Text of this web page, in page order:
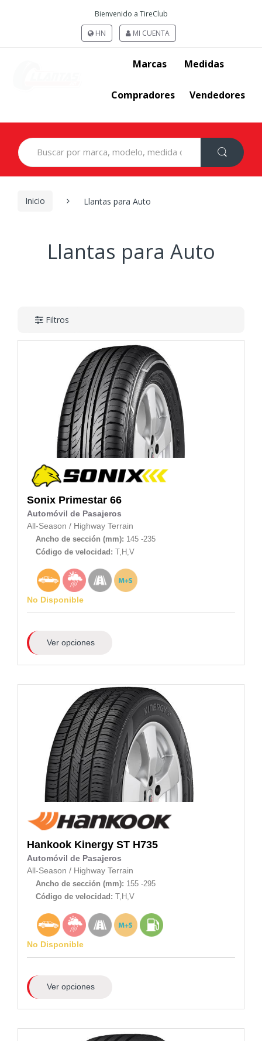
Bienvenido a TireClub
HN
MI CUENTA
Marcas Medidas
Compradores Vendedores
Search
for:
Inicio Llantas para Auto
Llantas para Auto
Filtros
Sonix Primestar 66
Automóvil de Pasajeros
All-Season / Highway Terrain
Ancho de sección (mm): 145 -235
Código de velocidad: T,H,V
No Disponible
Ver opciones
Hankook Kinergy ST H735
Automóvil de Pasajeros
All-Season / Highway Terrain
Ancho de sección (mm): 155 -295
Código de velocidad: T,H,V
No Disponible
Ver opciones